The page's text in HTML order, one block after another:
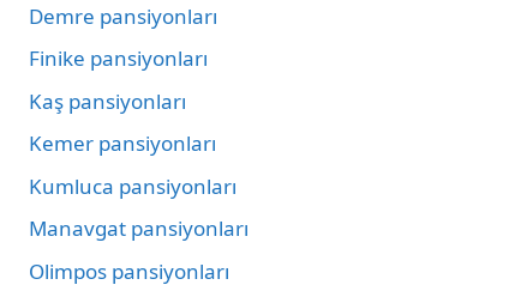
Demre pansiyonları
Finike pansiyonları
Kaş pansiyonları
Kemer pansiyonları
Kumluca pansiyonları
Manavgat pansiyonları
Olimpos pansiyonları